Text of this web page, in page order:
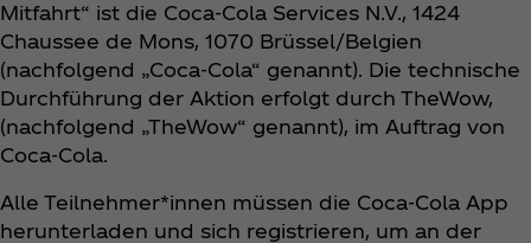
Mitfahrt“ ist die Coca‑Cola Services N.V., 1424
Chaussee de Mons, 1070 Brüssel/Belgien
(nachfolgend „Coca‑Cola“ genannt). Die technische
Durchführung der Aktion erfolgt durch TheWow,
(nachfolgend „TheWow“ genannt), im Auftrag von
Coca‑Cola.
Alle Teilnehmer*innen müssen die Coca‑Cola App
herunterladen und sich registrieren, um an der